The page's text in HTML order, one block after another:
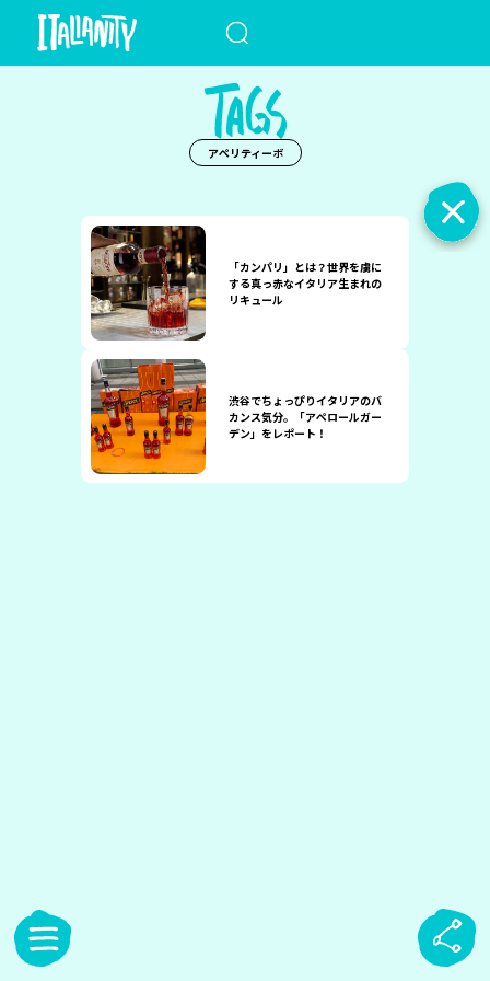
アペリティーボ
「カンパリ」とは？世界を虜に
する真っ赤なイタリア生まれの
リキュール
渋谷でちょっぴりイタリアのバ
カンス気分。「アペロールガー
デン」をレポート！